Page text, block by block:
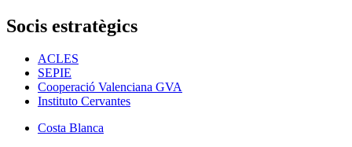
Socis estratègics
ACLES
SEPIE
Cooperació Valenciana GVA
Instituto Cervantes
Costa Blanca